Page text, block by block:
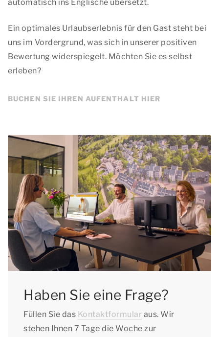
automatisch ins Englische übersetzt.
Ein optimales Urlaubserlebnis für den Gast steht bei
uns im Vordergrund, was sich in unserer positiven
Bewertung widerspiegelt. Möchten Sie es selbst
erleben?
BUCHEN SIE IHREN AUFENTHALT HIER
Haben Sie eine Frage?
Füllen Sie das Kontaktformular aus. Wir
stehen Ihnen 7 Tage die Woche zur